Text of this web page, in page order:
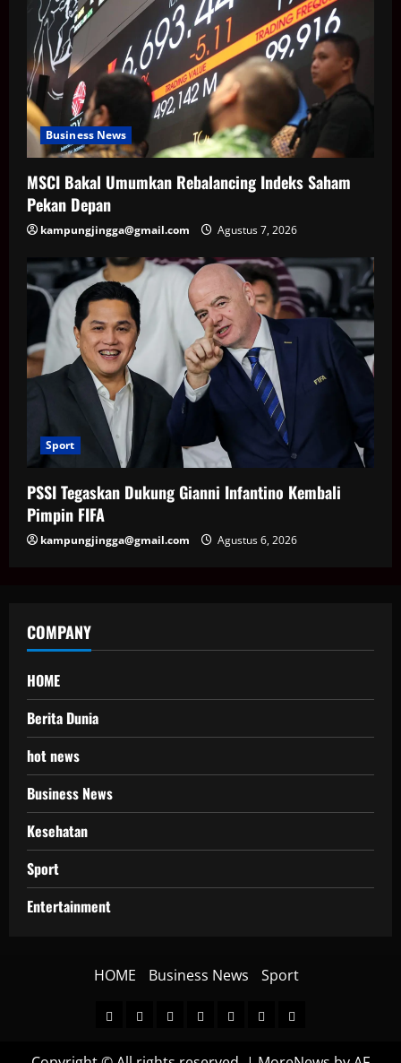
Business News
MSCI Bakal Umumkan Rebalancing Indeks Saham
Pekan Depan
kampungjingga@gmail.com Agustus 7, 2026
Sport
PSSI Tegaskan Dukung Gianni Infantino Kembali
Pimpin FIFA
kampungjingga@gmail.com Agustus 6, 2026
COMPANY
HOME
Berita Dunia
hot news
Business News
Kesehatan
Sport
Entertainment
HOME Business News Sport
HOMEBeritahot
BusinessKesehatan
SportEntertainment